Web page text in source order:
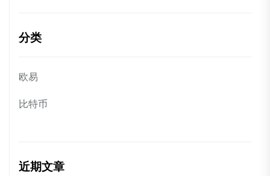
分类
欧易
比特币
近期文章